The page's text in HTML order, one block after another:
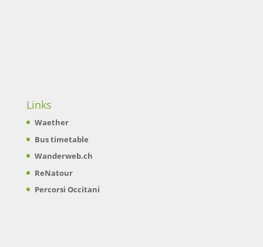
Links
Waether
Bus timetable
Wanderweb.ch
ReNatour
Percorsi Occitani